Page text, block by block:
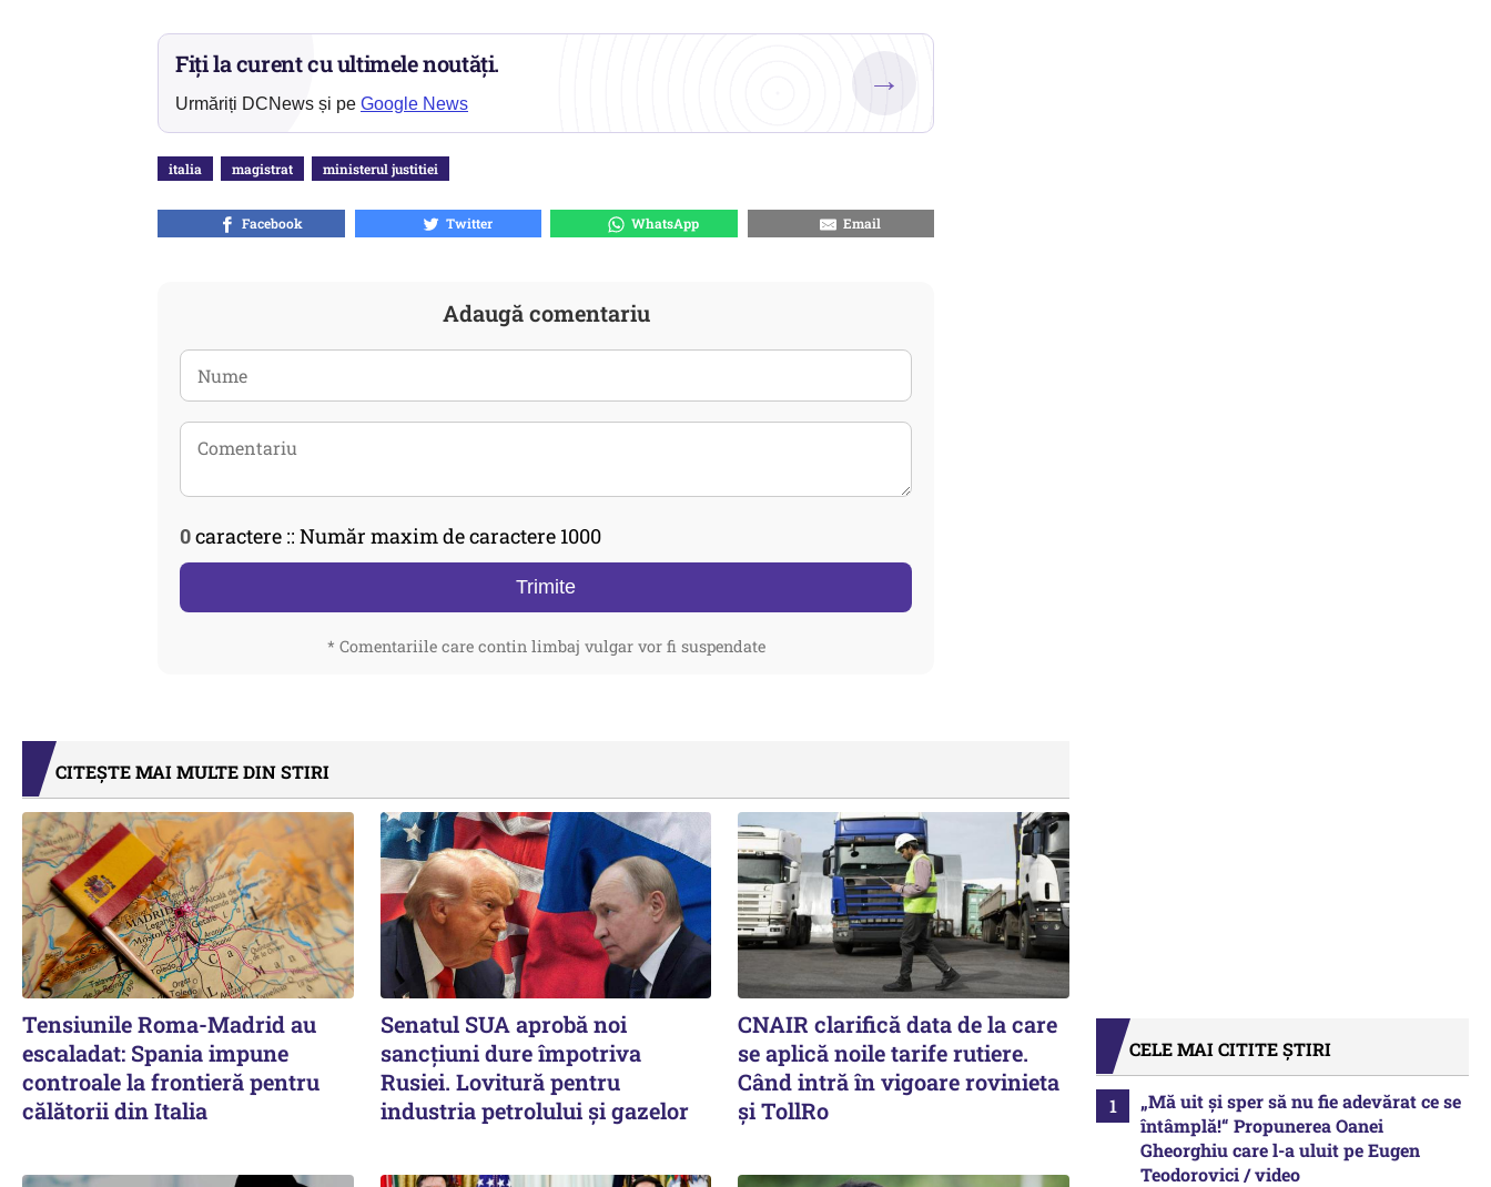
Fiți la curent cu ultimele noutăți.
Urmăriți DCNews și pe Google News
→
italia magistrat ministerul justitiei
Facebook Twitter WhatsApp Email
Adaugă comentariu
0caractere :: Număr maxim de caractere 1000
Trimite
* Comentariile care contin limbaj vulgar vor fi suspendate
CITEȘTE MAI MULTE DIN STIRI
Tensiunile Roma-Madrid au
escaladat: Spania impune
controale la frontieră pentru
călătorii din Italia
Senatul SUA aprobă noi
sancțiuni dure împotriva
Rusiei. Lovitură pentru
industria petrolului și gazelor
CNAIR clarifică data de la care
se aplică noile tarife rutiere.
Când intră în vigoare rovinieta
și TollRo
CELE MAI CITITE ȘTIRI
„Mă uit și sper să nu fie adevărat ce se
întâmplă!“ Propunerea Oanei
Gheorghiu care l-a uluit pe Eugen
Teodorovici / video